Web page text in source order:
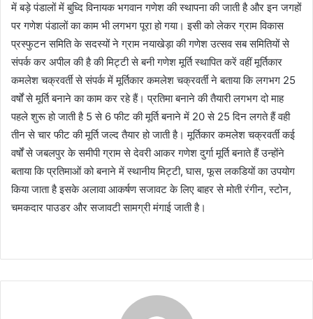
में बड़े पंडालों में बुध्दि विनायक भगवान गणेश की स्थापना की जाती है और इन जगहों
पर गणेश पंडालों का काम भी लगभग पूरा हो गया। इसी को लेकर ग्राम विकास
प्रस्फुटन समिति के सदस्यों ने ग्राम नयाखेड़ा की गणेश उत्सव सब समितियों से
संपर्क कर अपील की है की मिट्टी से बनी गणेश मूर्ति स्थापित करें वहीं मूर्तिकार
कमलेश चक्रवर्ती से संपर्क में मूर्तिकार कमलेश चक्रवर्ती ने बताया कि लगभग 25
वर्षों से मूर्ति बनाने का काम कर रहे हैं। प्रतिमा बनाने की तैयारी लगभग दो माह
पहले शुरू हो जाती है 5 से 6 फीट की मूर्ति बनाने में 20 से 25 दिन लगते हैं वही
तीन से चार फीट की मूर्ति जल्द तैयार हो जाती है। मूर्तिकार कमलेश चक्रवर्ती कई
वर्षों से जबलपुर के समीपी ग्राम से देवरी आकर गणेश दुर्गा मूर्ति बनाते हैं उन्होंने
बताया कि प्रतिमाओं को बनाने में स्थानीय मिट्टी, घास, फूस लकडियों का उपयोग
किया जाता है इसके अलावा आकर्षण सजावट के लिए बाहर से मोती रंगीन, स्टोन,
चमकदार पाउडर और सजावटी सामग्री मंगाई जाती है।